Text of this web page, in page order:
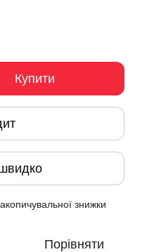
Купити
знижки
Порівняти